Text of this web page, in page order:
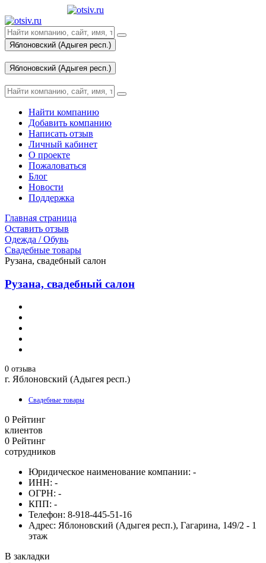
Яблоновский (Адыгея респ.)
Яблоновский (Адыгея респ.)
Найти компанию
Добавить компанию
Написать отзыв
Личный кабинет
О проекте
Пожаловаться
Блог
Новости
Поддержка
Главная страница
Оставить отзыв
Одежда / Обувь
Свадебные товары
Рузана, свадебный салон
Рузана, свадебный салон
0 отзыва
г. Яблоновский (Адыгея респ.)
Свадебные товары
0 Рейтинг
клиентов
0 Рейтинг
сотрудников
Юридическое наименование компании: -
ИНН: -
ОГРН: -
КПП: -
Телефон: 8-918-445-51-16
Адрес: Яблоновский (Адыгея респ.), Гагарина, 149/2 - 1
этаж
В закладки